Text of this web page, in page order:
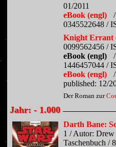
01/2011
eBook (engl)
0345522648 /
Knight Errant
0099562456 /
eBook (engl)
1446457044 /
eBook (engl)
published: 12/
Der Roman zur
Jahr: - 1.000
Darth Bane:
1 / Autor: Drew
Taschenbuch /